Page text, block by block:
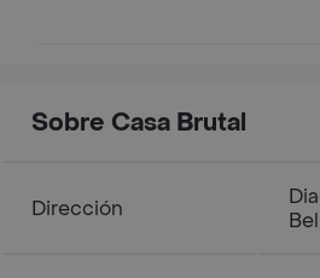
Sobre Casa Brutal
Dirección